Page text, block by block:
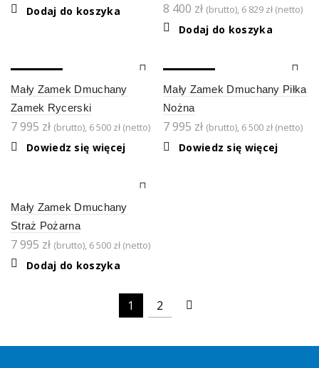
Dodaj do koszyka 8 400 zł (brutto), 6 829 zł (netto)
Dodaj do koszyka
Mały Zamek Dmuchany
Zamek Rycerski
7 995 zł (brutto), 6 500 zł (netto)
Dowiedz się więcej
Mały Zamek Dmuchany Piłka
Nożna
7 995 zł (brutto), 6 500 zł (netto)
Dowiedz się więcej
Mały Zamek Dmuchany
Straż Pożarna
7 995 zł (brutto), 6 500 zł (netto)
Dodaj do koszyka
1 2